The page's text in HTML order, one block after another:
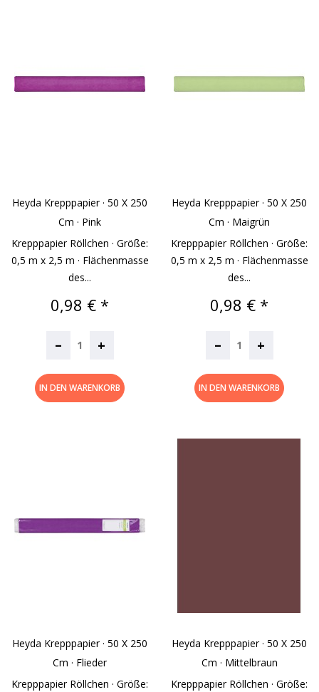
Heyda Krepppapier · 50 X 250
Cm · Pink
Krepppapier Röllchen · Größe:
0,5 m x 2,5 m · Flächenmasse
des...
Preis
0,98 € *
– +
IN DEN WARENKORB
Heyda Krepppapier · 50 X 250
Cm · Maigrün
Krepppapier Röllchen · Größe:
0,5 m x 2,5 m · Flächenmasse
des...
Preis
0,98 € *
– +
IN DEN WARENKORB
Heyda Krepppapier · 50 X 250
Cm · Flieder
Krepppapier Röllchen · Größe:
Heyda Krepppapier · 50 X 250
Cm · Mittelbraun
Krepppapier Röllchen · Größe: